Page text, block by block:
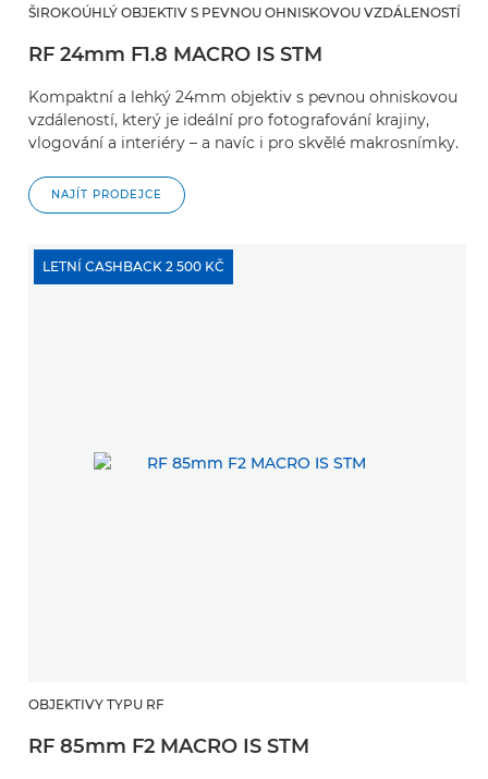
ŠIROKOÚHLÝ OBJEKTIV S PEVNOU OHNISKOVOU VZDÁLENOSTÍ
RF 24mm F1.8 MACRO IS STM
Kompaktní a lehký 24mm objektiv s pevnou ohniskovou
vzdáleností, který je ideální pro fotografování krajiny,
vlogování a interiéry – a navíc i pro skvělé makrosnímky.
NAJÍT PRODEJCE
LETNÍ CASHBACK 2 500 KČ
OBJEKTIVY TYPU RF
RF 85mm F2 MACRO IS STM